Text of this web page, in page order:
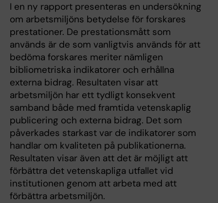
I en ny rapport presenteras en undersökning
om arbetsmiljöns betydelse för forskares
prestationer. De prestationsmått som
används är de som vanligtvis används för att
bedöma forskares meriter nämligen
bibliometriska indikatorer och erhållna
externa bidrag. Resultaten visar att
arbetsmiljön har ett tydligt konsekvent
samband både med framtida vetenskaplig
publicering och externa bidrag. Det som
påverkades starkast var de indikatorer som
handlar om kvaliteten på publikationerna.
Resultaten visar även att det är möjligt att
förbättra det vetenskapliga utfallet vid
institutionen genom att arbeta med att
förbättra arbetsmiljön.